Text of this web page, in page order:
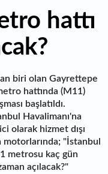
hattı
biri olan Gayrettepe
hattında (M11)
başlatıldı.
Havalimanı'na
olarak hizmet dışı
"İstanbul
metrosu kaç gün
açılacak?"